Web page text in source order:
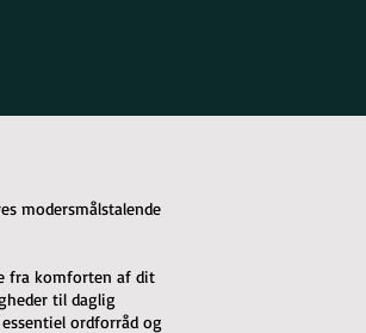
modersmålstalende
fra komforten af dit
til daglig
ordforråd og